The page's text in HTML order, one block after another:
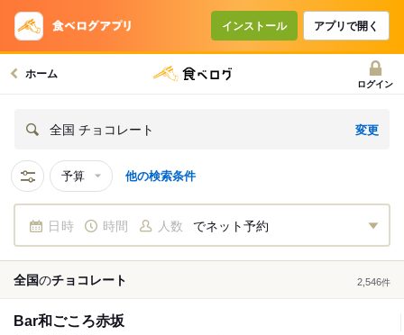
インストール アプリで開く
ホーム
ログイン
全国 チョコレート 変更
予算 他の検索条件
日時 時間 人数 でネット予約
全国のチョコレート 2,546件
Bar和ごころ赤坂